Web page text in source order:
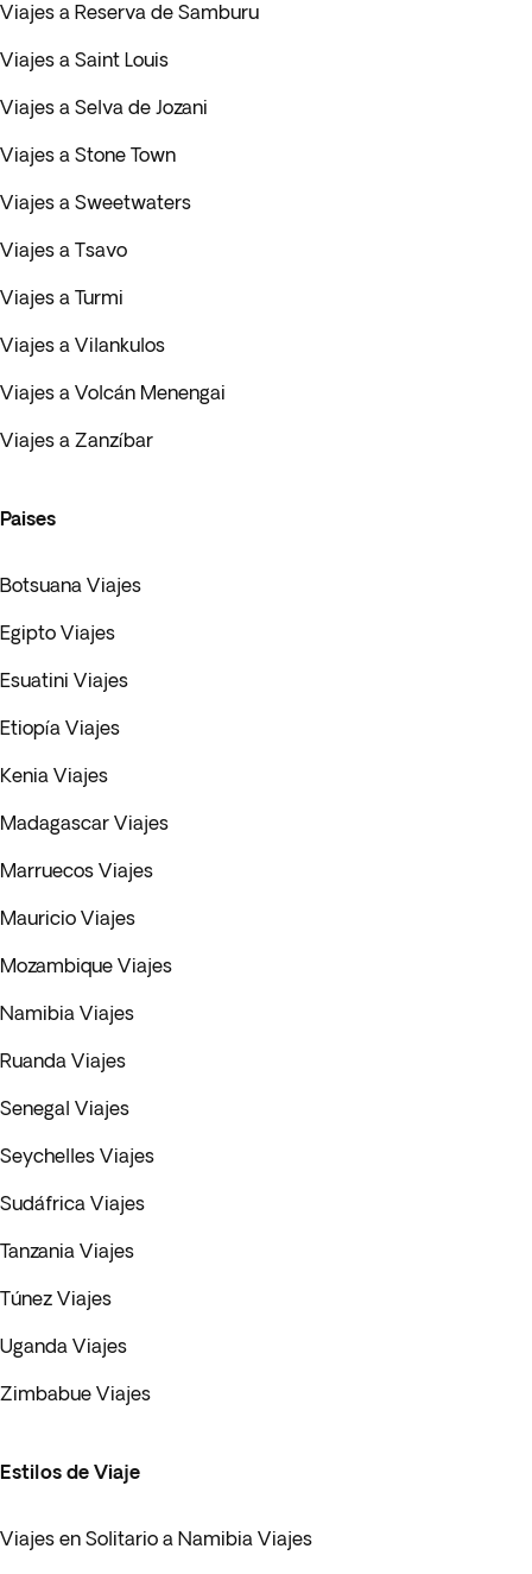
Viajes a Reserva de Samburu
Viajes a Saint Louis
Viajes a Selva de Jozani
Viajes a Stone Town
Viajes a Sweetwaters
Viajes a Tsavo
Viajes a Turmi
Viajes a Vilankulos
Viajes a Volcán Menengai
Viajes a Zanzíbar
Paises
Botsuana Viajes
Egipto Viajes
Esuatini Viajes
Etiopía Viajes
Kenia Viajes
Madagascar Viajes
Marruecos Viajes
Mauricio Viajes
Mozambique Viajes
Namibia Viajes
Ruanda Viajes
Senegal Viajes
Seychelles Viajes
Sudáfrica Viajes
Tanzania Viajes
Túnez Viajes
Uganda Viajes
Zimbabue Viajes
Estilos de Viaje
Viajes en Solitario a Namibia Viajes